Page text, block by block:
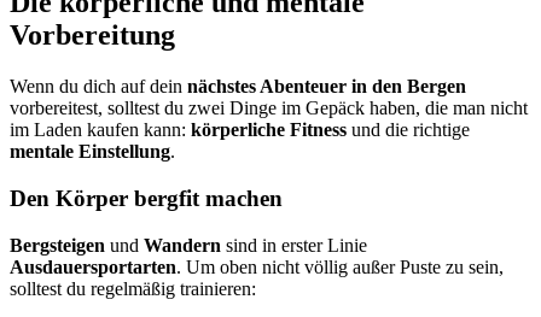
Vorbereitung
Wenn du dich auf dein nächstes Abenteuer in den Bergen
vorbereitest, solltest du zwei Dinge im Gepäck haben, die man nicht
im Laden kaufen kann: körperliche Fitness und die richtige
mentale Einstellung.
Den Körper bergfit machen
Bergsteigen und Wandern sind in erster Linie
Ausdauersportarten. Um oben nicht völlig außer Puste zu sein,
solltest du regelmäßig trainieren: